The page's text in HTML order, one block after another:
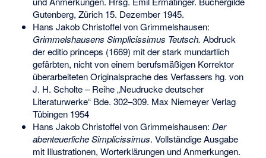
Gutenberg, Zürich 15. Dezember 1945.
Hans Jakob Christoffel von Grimmelshausen:
Grimmelshausens Simplicissimus Teutsch. Abdruck
der editio princeps (1669) mit der stark mundartlich
gefärbten, nicht von einem berufsmäßigen Korrektor
überarbeiteten Originalsprache des Verfassers hg. von
J. H. Scholte – Reihe „Neudrucke deutscher
Literaturwerke“ Bde. 302–309. Max Niemeyer Verlag
Tübingen 1954
Hans Jakob Christoffel von Grimmelshausen: Der
abenteuerliche Simplicissimus. Vollständige Ausgabe
mit Illustrationen, Worterklärungen und Anmerkungen.